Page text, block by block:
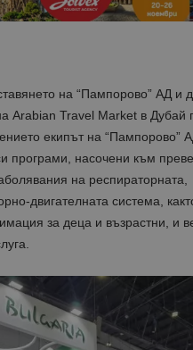
на “Пампорово” АД и
Arabian Travel Market в Дубай
екипът на “Пампорово”
програми, насочени към
на респираторната,
двигателната система,
за деца и възрастни, и